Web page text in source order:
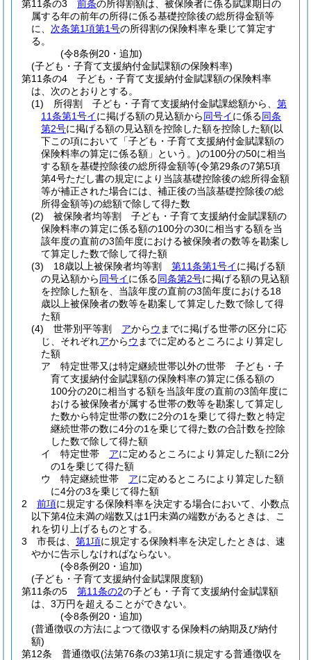
第11条の3
前条の所得割額は、被保険者に係る賦課期日の
属する年の前年の所得に係る基礎控除後の総所得金額等
に、 次条第1項第1号の所得割の保険料率を乗じて算定す
る。
(令8条例20・追加)
(子ども・子育て支援納付金賦課額の保険料率)
第11条の4
子ども・子育て支援納付金賦課額の保険料率
は、次のとおりとする。
(1)
所得割 子ども・子育て支援納付金賦課総額から、 第
11条第1号イに掲げる額の見込額から同号イに係る同条
第2号に掲げる額の見込額を控除した額を控除した額(以
下この項において「子ども・子育て支援納付金賦課額の
保険料率の算定に係る額」という。)の100分の50に相当
する額を基礎控除後の総所得金額等(令第29条の7第5項
第4号ただし書の規定により当該基礎控除後の総所得金額
等が補正された場合には、補正後の当該基礎控除後の総
所得金額等)の総額で除して得た数
(2)
被保険者均等割 子ども・子育て支援納付金賦課額の
保険料率の算定に係る額の100分の30に相当する額を当
該年度の直前の3箇年度における被保険者の数等を勘案し
て算定した数で除して得た額
(3)
18歳以上被保険者均等割 第11条第1号イに掲げる額
の見込額から同号イに係る同条第2号に掲げる額の見込額
を控除した額を、当該年度の直前の3箇年度における18
歳以上被保険者の数等を勘案して算定した数で除して得
た額
(4)
世帯別平等割 アからウ までに掲げる世帯の区分に応
じ、それぞれアからウ までに定めるところにより算定し
た額
ア
特定世帯又は特定継続世帯以外の世帯 子ども・子
育て支援納付金賦課額の保険料率の算定に係る額の
100分の20に相当する額を当該年度の直前の3箇年度に
おける被保険者が属する世帯の数等を勘案して算定し
た数から特定世帯の数に2分の1を乗じて得た数と特定
継続世帯の数に4分の1を乗じて得た数の合計数を控除
した数で除して得た額
イ
特定世帯 アに定めるところにより算定した額に2分
の1を乗じて得た額
ウ
特定継続世帯 アに定めるところにより算定した額
に4分の3を乗じて得た額
2
前項に規定する保険料率を決定する場合において、小数点
以下第4位未満の端数又は1円未満の端数があるときは、こ
れを切り上げるものとする。
3
市長は、 第1項に規定する保険料率を決定したときは、速
やかに告示しなければならない。
(令8条例20・追加)
(子ども・子育て支援納付金賦課限度額)
第11条の5
第11条の2の子ども・子育て支援納付金賦課額
は、3万円を超えることができない。
(令8条例20・追加)
(普通徴収の方法によつて徴収する保険料の納期及び納付
額)
第12条
普通徴収(法第76条の3第1項に規定する普通徴収を